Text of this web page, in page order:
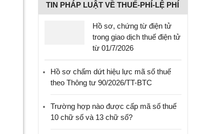
TIN PHÁP LUẬT VỀ THUẾ-PHÍ-LỆ PHÍ
Hồ sơ, chứng từ điện tử
trong giao dịch thuế điện tử
từ 01/7/2026
Hồ sơ chấm dứt hiệu lực mã số thuế
theo Thông tư 90/2026/TT-BTC
Trường hợp nào được cấp mã số thuế
10 chữ số và 13 chữ số?